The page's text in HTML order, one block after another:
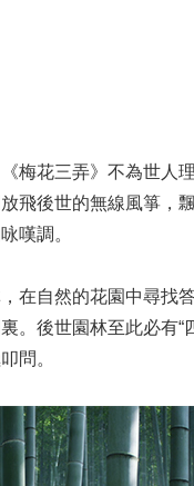
梅花三弄》不為世人
飛後世的無線風箏，
嘆調。
在自然的花園中尋找
。後世園林至此必有“
問。